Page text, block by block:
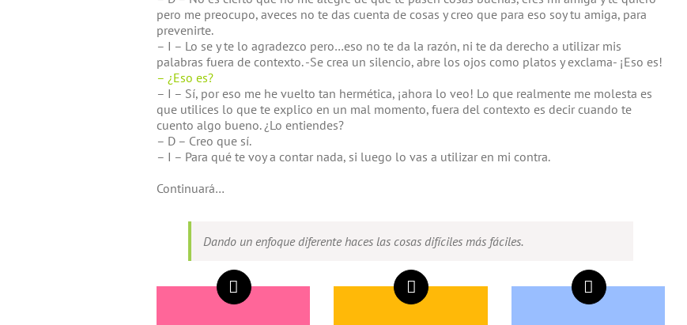
pero me preocupo, aveces no te das cuenta de cosas y creo que para eso soy tu amiga, para
prevenirte.
– I – Lo se y te lo agradezco pero…eso no te da la razón, ni te da derecho a utilizar mis
palabras fuera de contexto. -Se crea un silencio, abre los ojos como platos y exclama- ¡Eso es!
– ¿Eso es?
– I – Sí, por eso me he vuelto tan hermética, ¡ahora lo veo! Lo que realmente me molesta es
que utilices lo que te explico en un mal momento, fuera del contexto es decir cuando te
cuento algo bueno. ¿Lo entiendes?
– D – Creo que sí.
– I – Para qué te voy a contar nada, si luego lo vas a utilizar en mi contra.
Continuará…
Dando un enfoque diferente haces las cosas difíciles más fáciles.